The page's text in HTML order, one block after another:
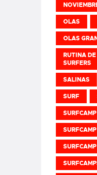
OLAS
OLAS
RUTINA
SURFERS
SALINAS
SURF
SURFCAMP